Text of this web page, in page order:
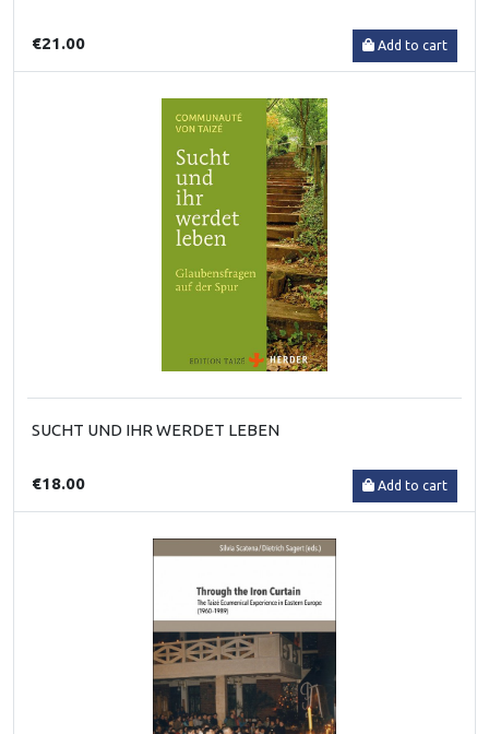
€21.00 Add to cart
SUCHT UND IHR WERDET LEBEN
€18.00 Add to cart